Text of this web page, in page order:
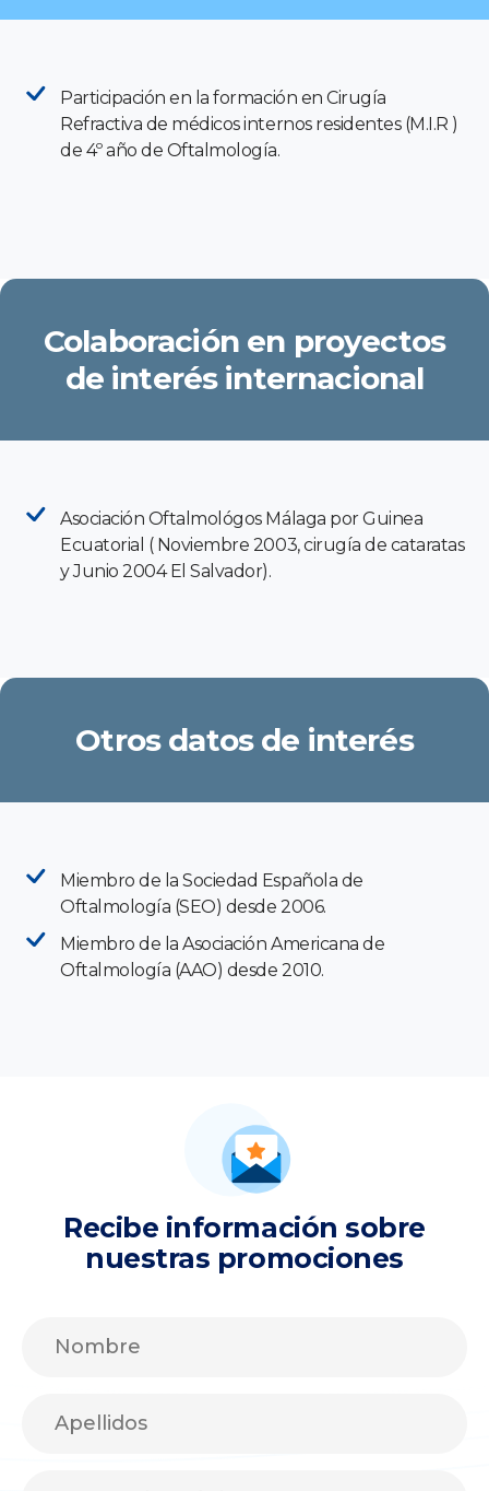
Participación en la formación en Cirugía
Refractiva de médicos internos residentes (M.I.R )
de 4º año de Oftalmología.
Colaboración en proyectos
de interés internacional
Asociación Oftalmológos Málaga por Guinea
Ecuatorial ( Noviembre 2003, cirugía de cataratas
y Junio 2004 El Salvador).
Otros datos de interés
Miembro de la Sociedad Española de
Oftalmología (SEO) desde 2006.
Miembro de la Asociación Americana de
Oftalmología (AAO) desde 2010.
Recibe información sobre
nuestras promociones